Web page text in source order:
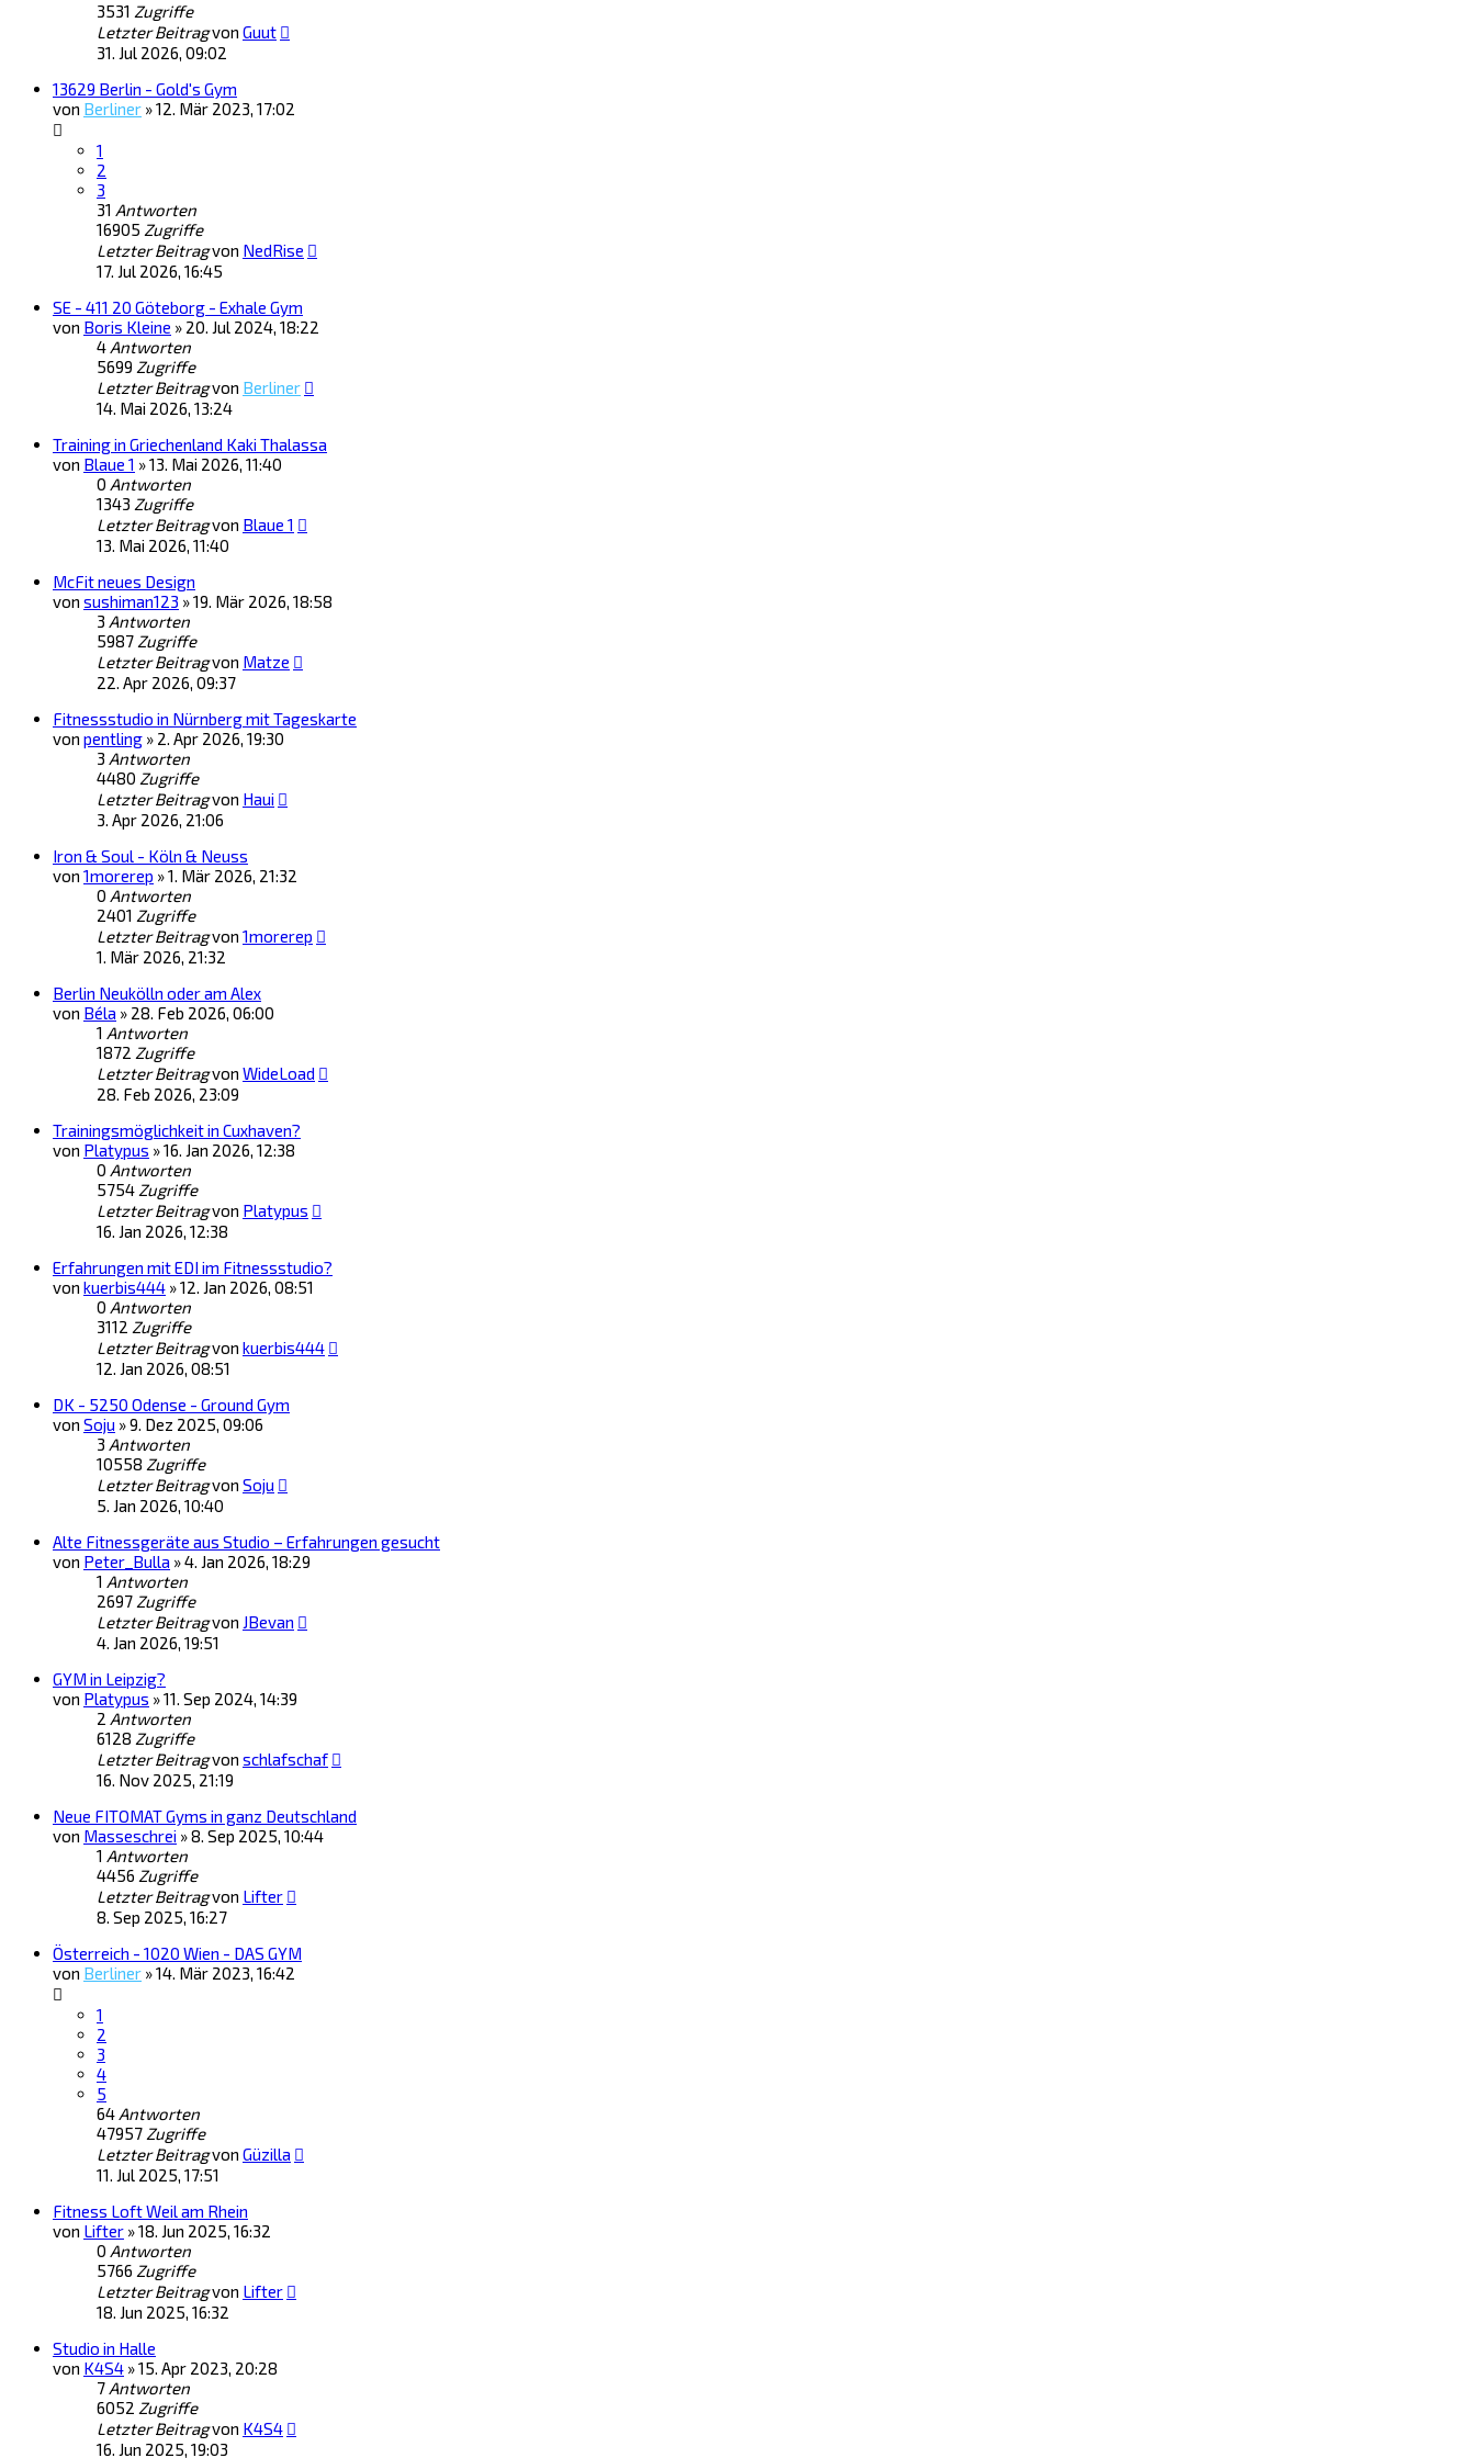
3531 Zugriffe
Letzter Beitragvon Guut
31. Jul 2026, 09:02
13629 Berlin - Gold's Gym
von Berliner »12. Mär 2023, 17:02
1
2
3
31 Antworten
16905 Zugriffe
Letzter Beitragvon NedRise
17. Jul 2026, 16:45
SE - 411 20 Göteborg - Exhale Gym
von Boris Kleine » 20. Jul 2024, 18:22
4 Antworten
5699 Zugriffe
Letzter Beitragvon Berliner
14. Mai 2026, 13:24
Training in Griechenland Kaki Thalassa
von Blaue 1 »13. Mai 2026, 11:40
0 Antworten
1343 Zugriffe
Letzter Beitragvon Blaue 1
13. Mai 2026, 11:40
McFit neues Design
von sushiman123 »19. Mär 2026, 18:58
3 Antworten
5987 Zugriffe
Letzter Beitragvon Matze
22. Apr 2026, 09:37
Fitnessstudio in Nürnberg mit Tageskarte
von pentling » 2. Apr 2026, 19:30
3 Antworten
4480 Zugriffe
Letzter Beitragvon Haui
3. Apr 2026, 21:06
Iron & Soul - Köln & Neuss
von 1morerep »1. Mär 2026, 21:32
0 Antworten
2401 Zugriffe
Letzter Beitragvon 1morerep
1. Mär 2026, 21:32
Berlin Neukölln oder am Alex
von Béla » 28. Feb 2026, 06:00
1 Antworten
1872 Zugriffe
Letzter Beitragvon WideLoad
28. Feb 2026, 23:09
Trainingsmöglichkeit in Cuxhaven?
von Platypus »16. Jan 2026, 12:38
0 Antworten
5754 Zugriffe
Letzter Beitragvon Platypus
16. Jan 2026, 12:38
Erfahrungen mit EDI im Fitnessstudio?
von kuerbis444 »12. Jan 2026, 08:51
0 Antworten
3112 Zugriffe
Letzter Beitragvon kuerbis444
12. Jan 2026, 08:51
DK - 5250 Odense - Ground Gym
von Soju »9. Dez 2025, 09:06
3 Antworten
10558 Zugriffe
Letzter Beitragvon Soju
5. Jan 2026, 10:40
Alte Fitnessgeräte aus Studio – Erfahrungen gesucht
von Peter_Bulla »4. Jan 2026, 18:29
1 Antworten
2697 Zugriffe
Letzter Beitragvon JBevan
4. Jan 2026, 19:51
GYM in Leipzig?
von Platypus »11. Sep 2024, 14:39
2 Antworten
6128 Zugriffe
Letzter Beitragvon schlafschaf
16. Nov 2025, 21:19
Neue FITOMAT Gyms in ganz Deutschland
von Masseschrei »8. Sep 2025, 10:44
1 Antworten
4456 Zugriffe
Letzter Beitragvon Lifter
8. Sep 2025, 16:27
Österreich - 1020 Wien - DAS GYM
von Berliner »14. Mär 2023, 16:42
1
2
3
4
5
64 Antworten
47957 Zugriffe
Letzter Beitragvon Güzilla
11. Jul 2025, 17:51
Fitness Loft Weil am Rhein
von Lifter »18. Jun 2025, 16:32
0 Antworten
5766 Zugriffe
Letzter Beitragvon Lifter
18. Jun 2025, 16:32
Studio in Halle
von K4S4 »15. Apr 2023, 20:28
7 Antworten
6052 Zugriffe
Letzter Beitragvon K4S4
16. Jun 2025, 19:03